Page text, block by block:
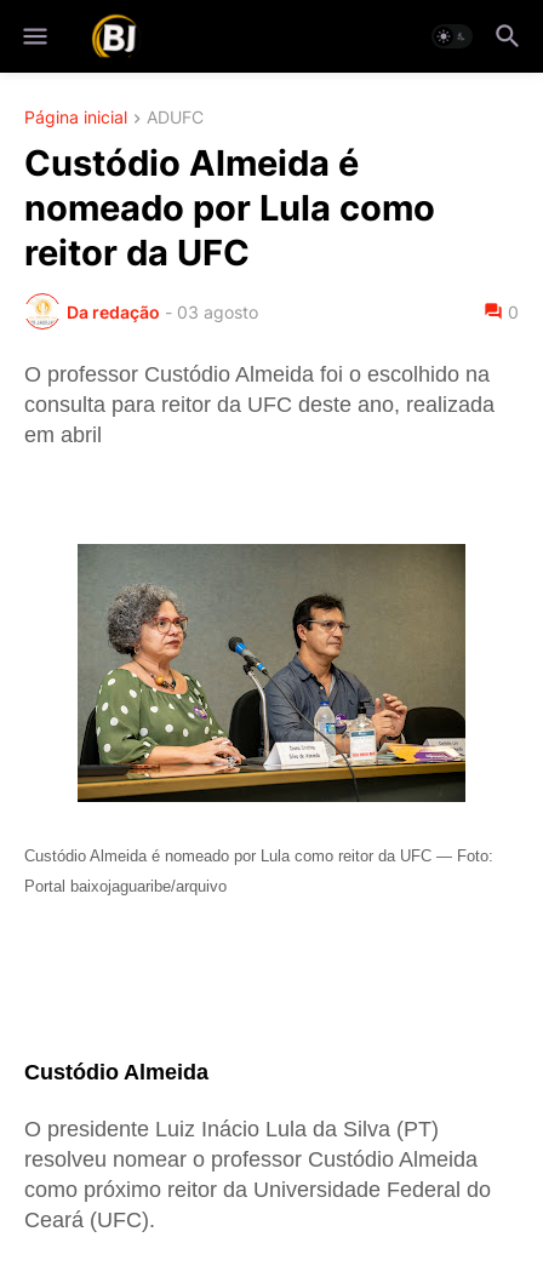
Página inicial ADUFC
Custódio Almeida é
nomeado por Lula como
reitor da UFC
Da redação - 03 agosto 0
O professor Custódio Almeida foi o escolhido na
consulta para reitor da UFC deste ano, realizada
em abril
Custódio Almeida é nomeado por Lula como reitor da UFC — Foto:
Portal baixojaguaribe/arquivo
Custódio Almeida
O presidente Luiz Inácio Lula da Silva (PT)
resolveu nomear o professor Custódio Almeida
como próximo reitor da Universidade Federal do
Ceará (UFC).